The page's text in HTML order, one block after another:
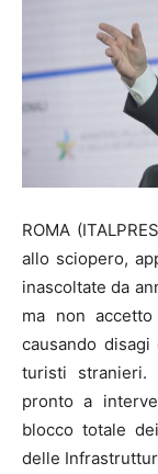
ROMA
allo sciopero,
inascoltate da
ma non
causando
turisti stranieri.
pronto a
blocco totale
delle